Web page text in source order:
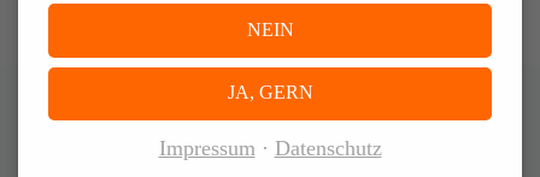
Nicht der richtige Job für Sie?
NEIN
JA, GERN
Impressum Datenschutz